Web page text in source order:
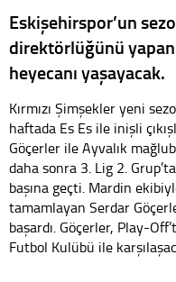
Eskişehirspor’un
direktörlüğünü
heyecanı yaşayacak.
Kırmızı Şimşekler yeni
haftada Es Es ile inişli
Göçerler ile Ayvalık
daha sonra 3. Lig 2.
başına geçti. Mardin
tamamlayan Serdar
başardı. Göçerler, Play-
Futbol Kulübü ile